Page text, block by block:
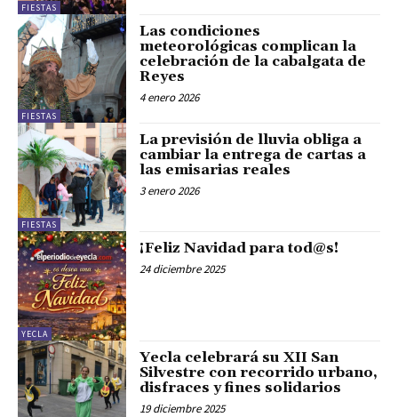
FIESTAS
FIESTAS
Las condiciones
meteorológicas complican la
celebración de la cabalgata de
Reyes
4 enero 2026
FIESTAS
La previsión de lluvia obliga a
cambiar la entrega de cartas a
las emisarias reales
3 enero 2026
YECLA
¡Feliz Navidad para tod@s!
24 diciembre 2025
Yecla celebrará su XII San
Silvestre con recorrido urbano,
disfraces y fines solidarios
19 diciembre 2025